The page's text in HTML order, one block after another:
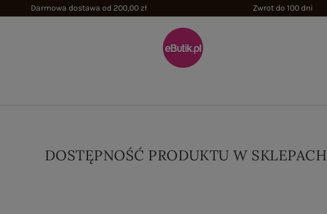
Darmowa dostawa od 200,00 zł Zwrot do 100 dni
DOSTĘPNOŚĆ PRODUKTU W SKLEPACH